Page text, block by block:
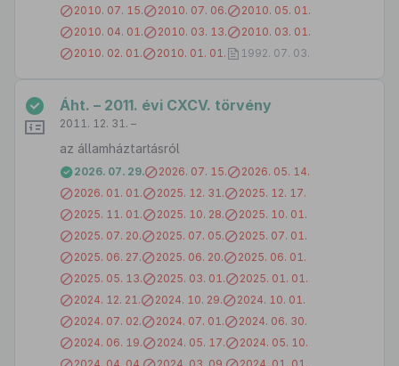
2010. 07. 15. 2010. 07. 06.
2010. 05. 01.
2010. 04. 01.
2010. 03. 13.
2010. 03. 01.
2010. 02. 01.
2010. 01. 01. 1992. 07. 03.
Áht. – 2011. évi CXCV. törvény
2011. 12. 31. –
az államháztartásról
2026. 07. 29. 2026. 07. 15.
2026. 05. 14.
2026. 01. 01.
2025. 12. 31.
2025. 12. 17.
2025. 11. 01.
2025. 10. 28.
2025. 10. 01.
2025. 07. 20.
2025. 07. 05.
2025. 07. 01.
2025. 06. 27.
2025. 06. 20.
2025. 06. 01.
2025. 05. 13.
2025. 03. 01.
2025. 01. 01.
2024. 12. 21.
2024. 10. 29.
2024. 10. 01.
2024. 07. 02.
2024. 07. 01.
2024. 06. 30.
2024. 06. 19.
2024. 05. 17.
2024. 05. 10.